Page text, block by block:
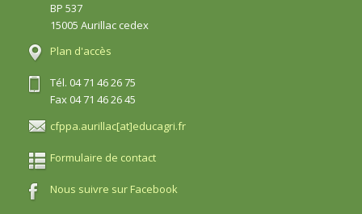
BP 537
15005 Aurillac cedex
Plan d'accès
Tél. 04 71 46 26 75
Fax 04 71 46 26 45
cfppa.aurillac[at]educagri.fr
Formulaire de contact
Nous suivre sur Facebook